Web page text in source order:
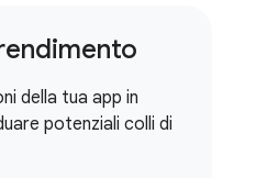
della tua app in
potenziali colli di